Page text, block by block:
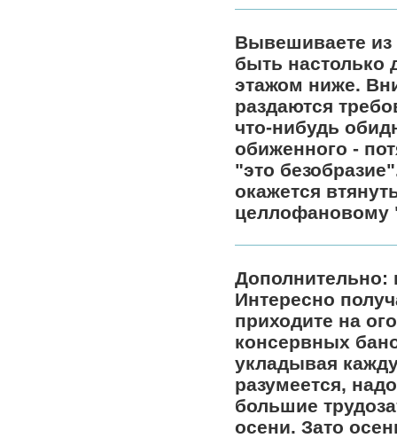
Вывешиваете из
быть настолько
этажом ниже.
раздаются
что-нибудь
обиженного -
"это
окажется
Дополнительно:
Интересно
приходите на
консервных
укладывая
разумеется,
большие
осени. Зато